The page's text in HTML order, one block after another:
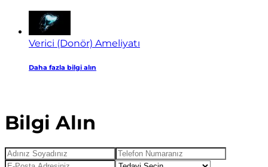
Verici (Donör) Ameliyatı
Daha fazla bilgi alın
Bilgi Alın